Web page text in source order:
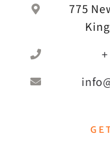
775